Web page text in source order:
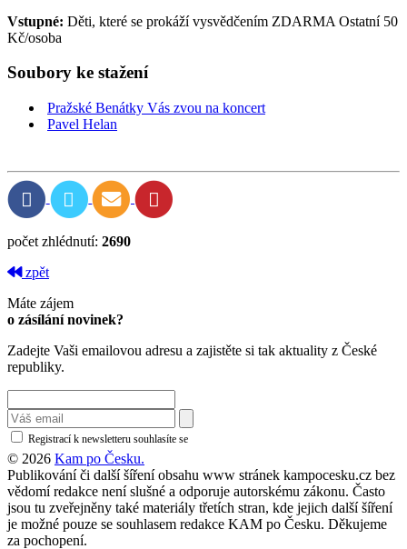
Vstupné: Děti, které se prokáží vysvědčením ZDARMA Ostatní 50
Kč/osoba
Soubory ke stažení
Pražské Benátky Vás zvou na koncert
Pavel Helan
počet zhlédnutí: 2690
zpět
Máte zájem
o zásílání novinek?
Zadejte Vaši emailovou adresu a zajistěte si tak aktuality z České
republiky.
Registrací k newsletteru souhlasíte se
© 2026 Kam po Česku.
Publikování či další šíření obsahu www stránek kampocesku.cz bez
vědomí redakce není slušné a odporuje autorskému zákonu. Často
jsou tu zveřejněny také materiály třetích stran, kde jejich další šíření
je možné pouze se souhlasem redakce KAM po Česku. Děkujeme
za pochopení.